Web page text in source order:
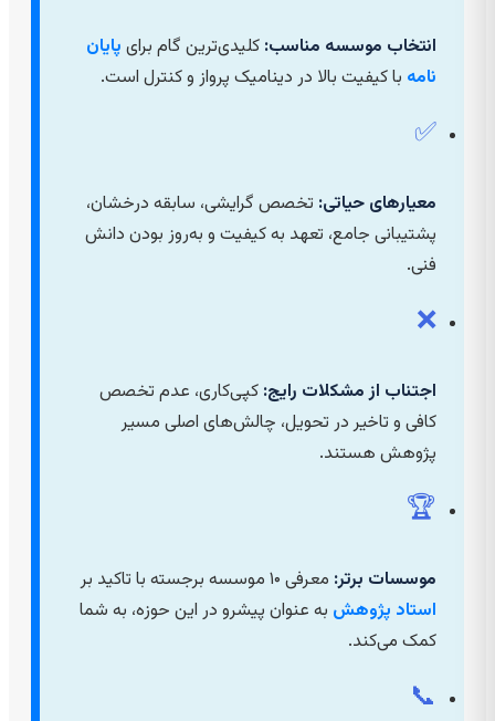
انتخاب موسسه مناسب: کلیدی‌ترین گام برای پایان
نامه با کیفیت بالا در دینامیک پرواز و کنترل است.
✅
معیارهای حیاتی: تخصص گرایشی، سابقه درخشان،
پشتیبانی جامع، تعهد به کیفیت و به‌روز بودن دانش
فنی.
❌
اجتناب از مشکلات رایج: کپی‌کاری، عدم تخصص
کافی و تاخیر در تحویل، چالش‌های اصلی مسیر
پژوهش هستند.
🏆
موسسات برتر: معرفی ۱۰ موسسه برجسته با تاکید بر
استاد پژوهش به عنوان پیشرو در این حوزه، به شما
کمک می‌کند.
📞